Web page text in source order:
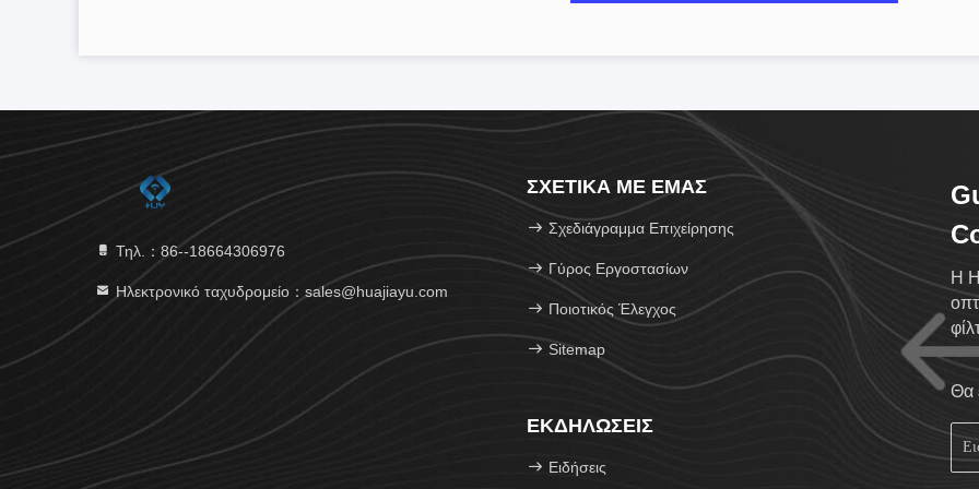
Τηλ.：86--18664306976
Ηλεκτρονικό ταχυδρομείο：sales@huajiayu.com
ΣΧΕΤΙΚΆ ΜΕ ΕΜΆΣ
Σχεδιάγραμμα Επιχείρησης
Γύρος Εργοστασίων
Ποιοτικός Έλεγχος
Sitemap
ΕΚΔΗΛΏΣΕΙΣ
Ειδήσεις
Η
Θα